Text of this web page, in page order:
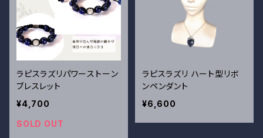
ラピスラズリパワーストーン
ブレスレット
¥4,700
SOLD OUT
ラピスラズリ ハート型リボ
ンペンダント
¥6,600